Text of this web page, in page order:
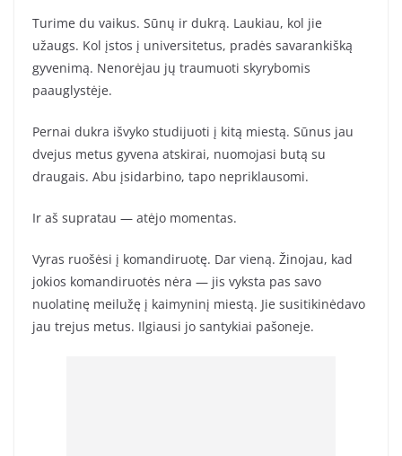
Turime du vaikus. Sūnų ir dukrą. Laukiau, kol jie
užaugs. Kol įstos į universitetus, pradės savarankišką
gyvenimą. Nenorėjau jų traumuoti skyrybomis
paauglystėje.
Pernai dukra išvyko studijuoti į kitą miestą. Sūnus jau
dvejus metus gyvena atskirai, nuomojasi butą su
draugais. Abu įsidarbino, tapo nepriklausomi.
Ir aš supratau — atėjo momentas.
Vyras ruošėsi į komandiruotę. Dar vieną. Žinojau, kad
jokios komandiruotės nėra — jis vyksta pas savo
nuolatinę meilužę į kaimyninį miestą. Jie susitikinėdavo
jau trejus metus. Ilgiausi jo santykiai pašoneje.